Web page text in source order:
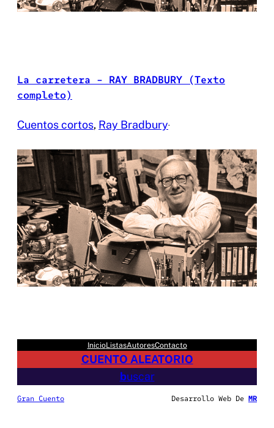
La carretera – RAY BRADBURY (Texto
completo)
Cuentos cortos, Ray Bradbury·
InicioListasAutoresContacto
CUENTO ALEATORIO
buscar
Gran Cuento Desarrollo Web De MR